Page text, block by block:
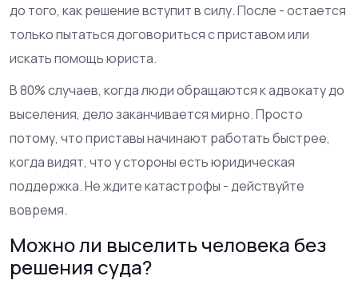
до того, как решение вступит в силу. После - остается
только пытаться договориться с приставом или
искать помощь юриста.
В 80% случаев, когда люди обращаются к адвокату до
выселения, дело заканчивается мирно. Просто
потому, что приставы начинают работать быстрее,
когда видят, что у стороны есть юридическая
поддержка. Не ждите катастрофы - действуйте
вовремя.
Можно ли выселить человека без
решения суда?